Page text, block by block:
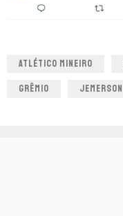
ATLÉTICO MINEIRO
GRÊMIO JEMERSON